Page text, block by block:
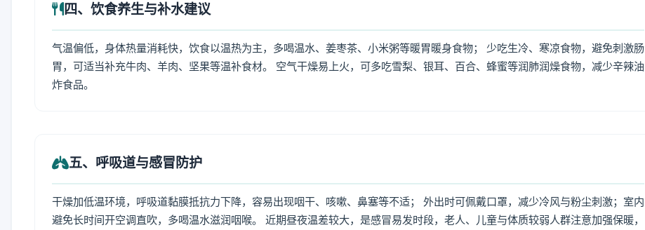
四、饮食养生与补水建议
气温偏低，身体热量消耗快，饮食以温热为主，多喝温水、姜枣茶、小米粥等暖胃暖身食物； 少吃生冷、寒凉食物，避免刺激肠
胃，可适当补充牛肉、羊肉、坚果等温补食材。 空气干燥易上火，可多吃雪梨、银耳、百合、蜂蜜等润肺润燥食物，减少辛辣油
炸食品。
五、呼吸道与感冒防护
干燥加低温环境，呼吸道黏膜抵抗力下降，容易出现咽干、咳嗽、鼻塞等不适； 外出时可佩戴口罩，减少冷风与粉尘刺激；室内
避免长时间开空调直吹，多喝温水滋润咽喉。 近期昼夜温差较大，是感冒易发时段，老人、儿童与体质较弱人群注意加强保暖，